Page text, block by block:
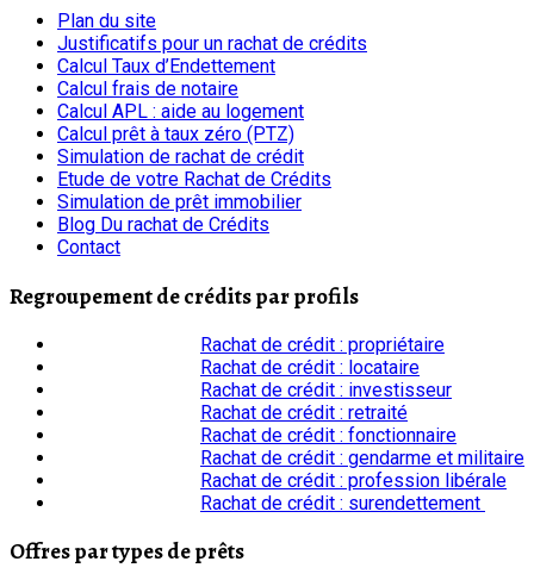
Plan du site
Justificatifs pour un rachat de crédits
Calcul Taux d’Endettement
Calcul frais de notaire
Calcul APL : aide au logement
Calcul prêt à taux zéro (PTZ)
Simulation de rachat de crédit
Etude de votre Rachat de Crédits
Simulation de prêt immobilier
Blog Du rachat de Crédits
Contact
Regroupement de crédits par profils
Rachat de crédit : propriétaire
Rachat de crédit : locataire
Rachat de crédit : investisseur
Rachat de crédit : retraité
Rachat de crédit : fonctionnaire
Rachat de crédit : gendarme et militaire
Rachat de crédit : profession libérale
Rachat de crédit : surendettement
Offres par types de prêts